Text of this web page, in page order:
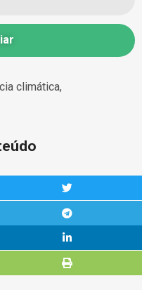
climática,